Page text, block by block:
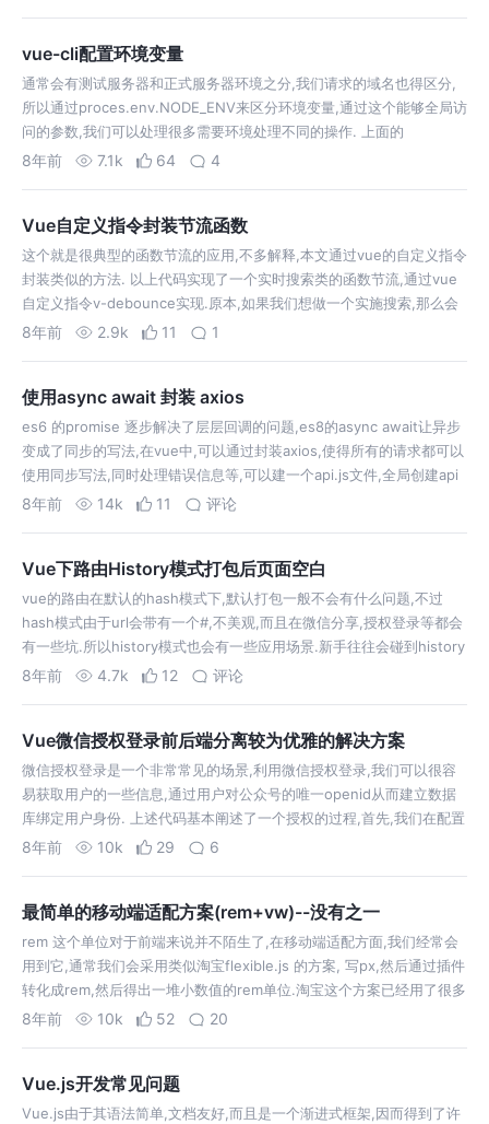
vue-cli配置环境变量
通常会有测试服务器和正式服务器环境之分,我们请求的域名也得区分,
所以通过proces.env.NODE_ENV来区分环境变量,通过这个能够全局访
问的参数,我们可以处理很多需要环境处理不同的操作. 上面的
process.env.NODE_ENV是vue-cli默认配置的,有时候我…
8年前 7.1k 64 4
Vue自定义指令封装节流函数
这个就是很典型的函数节流的应用,不多解释,本文通过vue的自定义指令
封装类似的方法. 以上代码实现了一个实时搜索类的函数节流,通过vue
自定义指令v-debounce实现.原本,如果我们想做一个实施搜索,那么会
直接用@keyup=search,这样就会非常耗性能,键盘敲一下,就…
8年前 2.9k 11 1
使用async await 封装 axios
es6 的promise 逐步解决了层层回调的问题,es8的async await让异步
变成了同步的写法,在vue中,可以通过封装axios,使得所有的请求都可以
使用同步写法,同时处理错误信息等,可以建一个api.js文件,全局创建api
实例. 上述代码中,首先采用try,ca…
8年前 14k 11 评论
Vue下路由History模式打包后页面空白
vue的路由在默认的hash模式下,默认打包一般不会有什么问题,不过
hash模式由于url会带有一个#,不美观,而且在微信分享,授权登录等都会
有一些坑.所以history模式也会有一些应用场景.新手往往会碰到history
模式打包后页面一片空白的情况,而且没有资源加载错误的报错…
8年前 4.7k 12 评论
Vue微信授权登录前后端分离较为优雅的解决方案
微信授权登录是一个非常常见的场景,利用微信授权登录,我们可以很容
易获取用户的一些信息,通过用户对公众号的唯一openid从而建立数据
库绑定用户身份. 上述代码基本阐述了一个授权的过程,首先,我们在配置
vue路由的时候,设置此路由是否需要登录即给router的meta加一个
8年前 10k 29 6
最简单的移动端适配方案(rem+vw)--没有之一
rem 这个单位对于前端来说并不陌生了,在移动端适配方面,我们经常会
用到它,通常我们会采用类似淘宝flexible.js 的方案, 写px,然后通过插件
转化成rem,然后得出一堆小数值的rem单位.淘宝这个方案已经用了很多
年,兼容性很好,然而现在已经2018年了,许多兼容性问题…
8年前 10k 52 20
Vue.js开发常见问题
Vue.js由于其语法简单,文档友好,而且是一个渐进式框架,因而得到了许